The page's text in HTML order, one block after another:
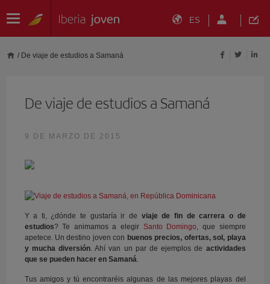
ES
/ De viaje de estudios a Samaná
De viaje de estudios a Samaná
9 DE MARZO DE 2015
Y a ti, ¿dónde te gustaría ir de viaje de fin de carrera o de
estudios? Te animamos a elegir Santo Domingo, que siempre
apetece. Un destino joven con buenos precios, ofertas, sol, playa
y mucha diversión. Ahí van un par de ejemplos de actividades
que se pueden hacer en Samaná.
Tus amigos y tú encontraréis algunas de las mejores playas del